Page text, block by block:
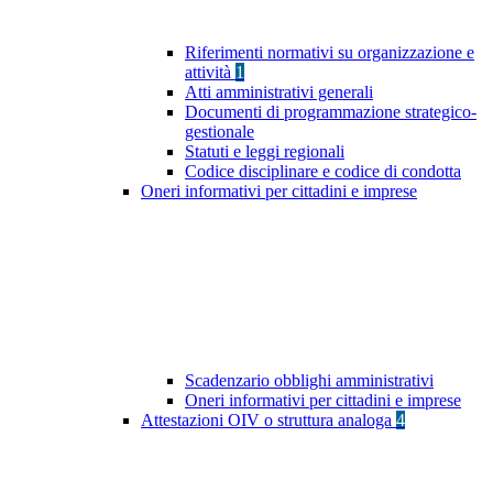
Riferimenti normativi su organizzazione e
attività 1
Atti amministrativi generali
Documenti di programmazione strategico-
gestionale
Statuti e leggi regionali
Codice disciplinare e codice di condotta
Oneri informativi per cittadini e imprese
Scadenzario obblighi amministrativi
Oneri informativi per cittadini e imprese
Attestazioni OIV o struttura analoga 4